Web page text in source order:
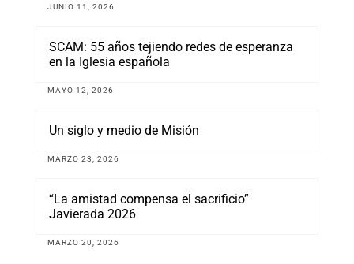
JUNIO 11, 2026
SCAM: 55 años tejiendo redes de esperanza
en la Iglesia española
MAYO 12, 2026
Un siglo y medio de Misión
MARZO 23, 2026
“La amistad compensa el sacrificio”
Javierada 2026
MARZO 20, 2026